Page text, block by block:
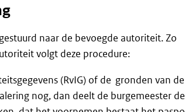
naar de bevoegde autoriteit. Zo
volgt deze procedure:
(RvIG) of de gronden van de
nog, dan deelt de burgemeester de